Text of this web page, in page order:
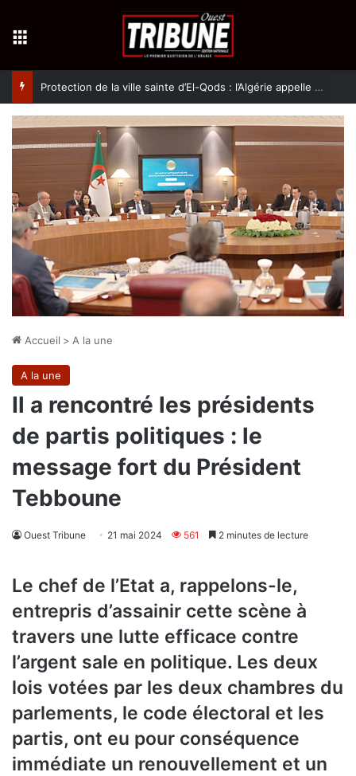
Protection de la ville sainte d’El-Qods : l’Algérie appelle à une action collective
Accueil > A la une
A la une
Il a rencontré les présidents
de partis politiques : le
message fort du Président
Tebboune
Ouest Tribune 21 mai 2024 561 2 minutes de lecture
Le chef de l’Etat a, rappelons-le,
entrepris d’assainir cette scène à
travers une lutte efficace contre
l’argent sale en politique. Les deux
lois votées par les deux chambres du
parlements, le code électoral et les
partis, ont eu pour conséquence
immédiate un renouvellement et un